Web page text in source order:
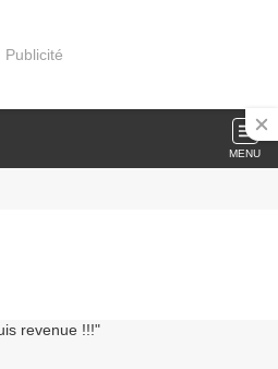
Publicité
MENU